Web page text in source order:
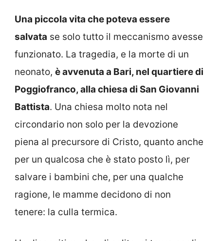
Una piccola vita che poteva essere
salvata se solo tutto il meccanismo avesse
funzionato. La tragedia, e la morte di un
neonato, è avvenuta a Bari, nel quartiere di
Poggiofranco, alla chiesa di San Giovanni
Battista. Una chiesa molto nota nel
circondario non solo per la devozione
piena al precursore di Cristo, quanto anche
per un qualcosa che è stato posto lì, per
salvare i bambini che, per una qualche
ragione, le mamme decidono di non
tenere: la culla termica.